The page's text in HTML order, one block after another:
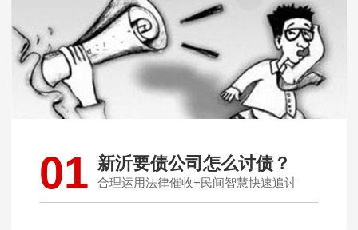
01 新沂要债公司怎么讨债？
合理运用法律催收+民间智慧快速追讨